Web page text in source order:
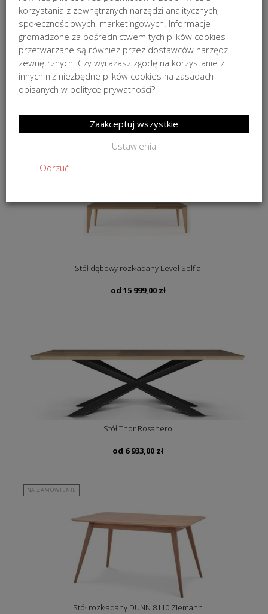
Stół dębowy rozkładany Bench Selfia
Stół dębowy rozkładany Level Selfia
od 15 999,00 zł
Stół Thor Rosanero
od 6 933,00 zł
NA ZAMÓWIENIE
Stół rozkładany DUNN 8110 Ziemann
korzystania z zewnętrznych narzędzi analitycznych,
społecznościowych, marketingowych. Informacje
gromadzone za pośrednictwem tych plików cookies
przetwarzane są również przez dostawców narzędzi
zewnętrznych. Czy wyrażasz zgodę na korzystanie z
innych niż niezbędne plików cookies na zasadach
opisanych w polityce prywatności?
Ustawienia
Odrzuć
Zaakceptuj wszystkie